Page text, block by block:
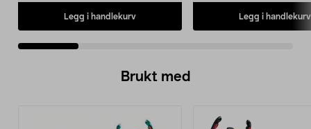
Legg i handlekurv Legg i handlekurv
Brukt med